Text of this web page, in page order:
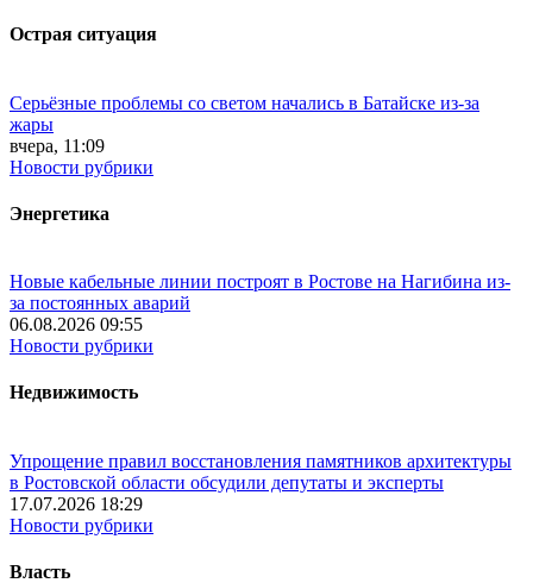
Острая ситуация
Серьёзные проблемы со светом начались в Батайске из-за
жары
вчера, 11:09
Новости рубрики
Энергетика
Новые кабельные линии построят в Ростове на Нагибина из-
за постоянных аварий
06.08.2026 09:55
Новости рубрики
Недвижимость
Упрощение правил восстановления памятников архитектуры
в Ростовской области обсудили депутаты и эксперты
17.07.2026 18:29
Новости рубрики
Власть